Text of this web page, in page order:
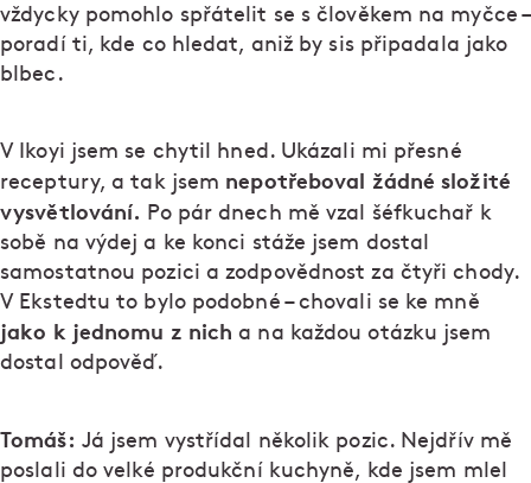
vždycky pomohlo spřátelit se s člověkem na myčce –
poradí ti, kde co hledat, aniž by sis připadala jako
blbec.
V Ikoyi jsem se chytil hned. Ukázali mi přesné
receptury, a tak jsem nepotřeboval žádné složité
vysvětlování. Po pár dnech mě vzal šéfkuchař k
sobě na výdej a ke konci stáže jsem dostal
samostatnou pozici a zodpovědnost za čtyři chody.
V Ekstedtu to bylo podobné – chovali se ke mně
jako k jednomu z nich a na každou otázku jsem
dostal odpověď.
Tomáš: Já jsem vystřídal několik pozic. Nejdřív mě
poslali do velké produkční kuchyně, kde jsem mlel